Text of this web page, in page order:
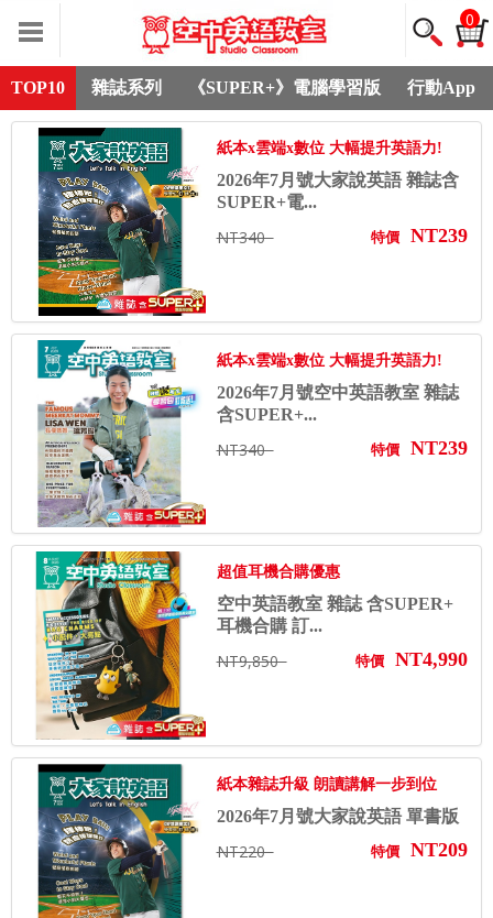
0
TOP10 雜誌系列 《SUPER+》電腦學習版 行動App
紙本x雲端x數位 大幅提升英語力!
2026年7月號大家說英語 雜誌含
SUPER+電...
NT340 特價 NT239
紙本x雲端x數位 大幅提升英語力!
2026年7月號空中英語教室 雜誌
含SUPER+...
NT340 特價 NT239
超值耳機合購優惠
空中英語教室 雜誌 含SUPER+
耳機合購 訂...
NT9,850 特價 NT4,990
紙本雜誌升級 朗讀講解一步到位
2026年7月號大家說英語 單書版
NT220 特價 NT209